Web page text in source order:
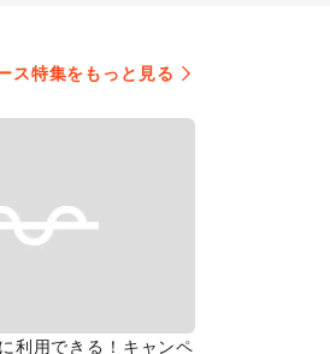
ス特集をもっと見る
利用できる！キャンペ